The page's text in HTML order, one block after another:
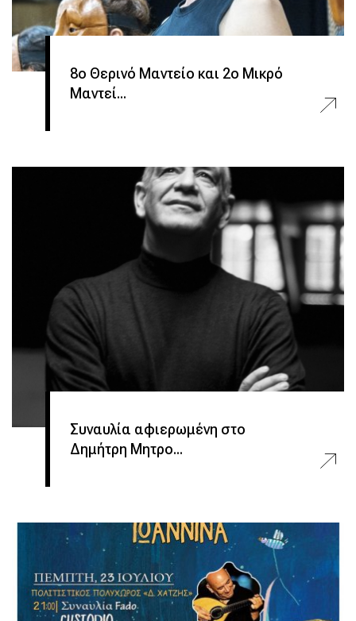
8ο Θερινό Μαντείο και 2ο Μικρό
Μαντεί...
Συναυλία αφιερωμένη στο
Δημήτρη Μητρο...